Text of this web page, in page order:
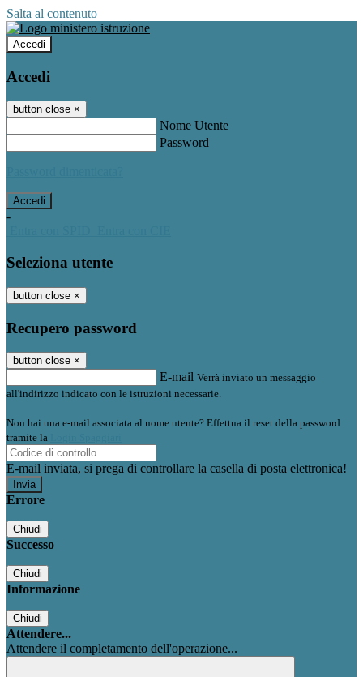
Salta al contenuto
Accedi
Accedi
button close ×
Nome Utente
Password
-
Seleziona utente
button close ×
Recupero password
button close ×
E-mail Verrà inviato un messaggio
all'indirizzo indicato con le istruzioni necessarie.
Non hai una e-mail associata al nome utente? Effettua il reset della password
tramite la
E-mail inviata, si prega di controllare la casella di posta elettronica!
Errore
Chiudi
Successo
Chiudi
Informazione
Chiudi
Attendere...
Attendere il completamento dell'operazione...